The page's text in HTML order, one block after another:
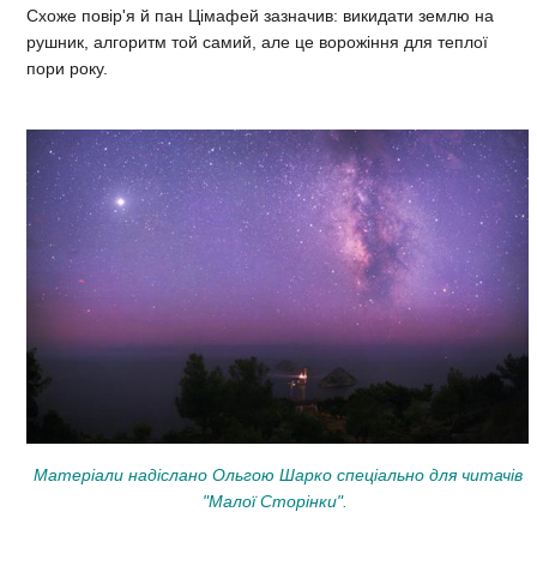
Схоже повір'я й пан Цімафей зазначив: викидати землю на
рушник, алгоритм той самий, але це ворожіння для теплої
пори року.
Матеріали надіслано Ольгою Шарко спеціально для читачів
"Малої Сторінки".